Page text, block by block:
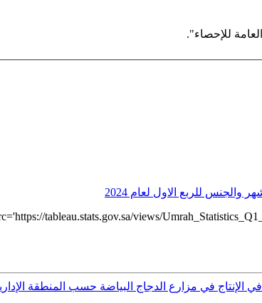
للإحصاء".
للربع الاول لعام 2024
tableau.stats.gov.sa/views/
في مزارع الدجاج البياضة حسب المنطقة الإدارية